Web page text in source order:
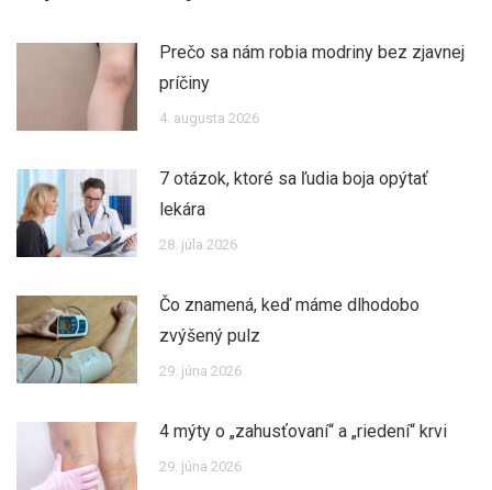
Prečo sa nám robia modriny bez zjavnej
príčiny
4. augusta 2026
7 otázok, ktoré sa ľudia boja opýtať
lekára
28. júla 2026
Čo znamená, keď máme dlhodobo
zvýšený pulz
29. júna 2026
4 mýty o „zahusťovaní“ a „riedení“ krvi
29. júna 2026